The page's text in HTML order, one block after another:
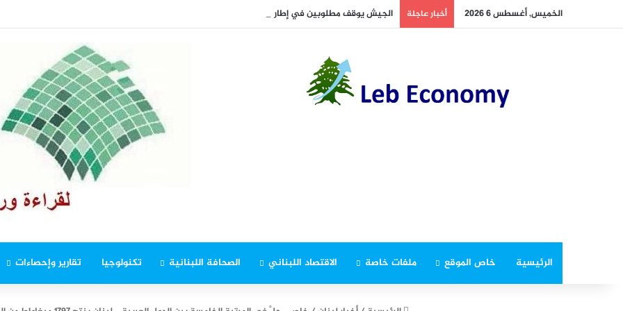
الخميس, أغسطس 6 2026 أخبار عاجلة الجيش يوقف مطلوبين في إطار ملاحقة المخلين بالأمن
الرئيسية خاص الموقع ملفات خاصة الاقتصاد اللبناني الصحافة اللبنانية تكنولوجيا تقارير وإحصاءات